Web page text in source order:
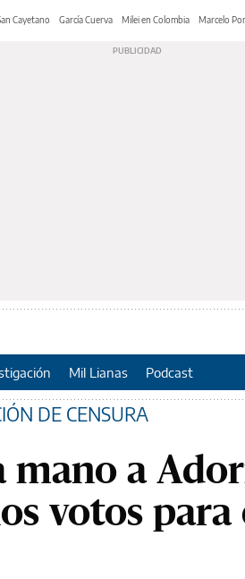
Cayetano García Cuerva Milei en Colombia Marcelo
Mil Lianas Podcast
DE CENSURA
mano a
votos para